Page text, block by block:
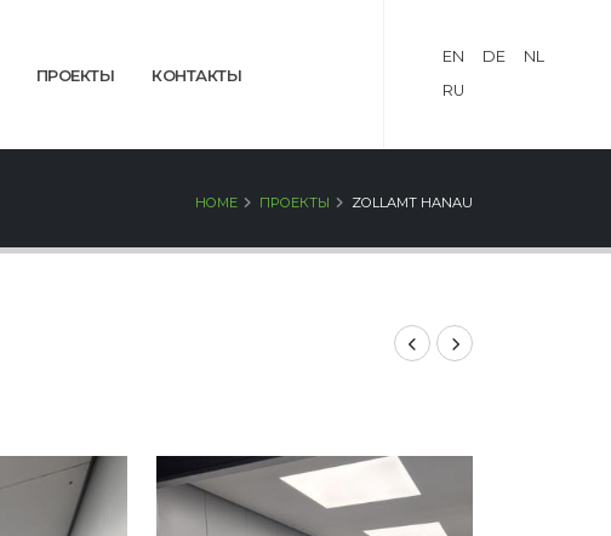
ПРОЕКТЫ КОНТАКТЫ
EN DE
NL
RU
HOME ПРОЕКТЫ ZOLLAMT HANAU